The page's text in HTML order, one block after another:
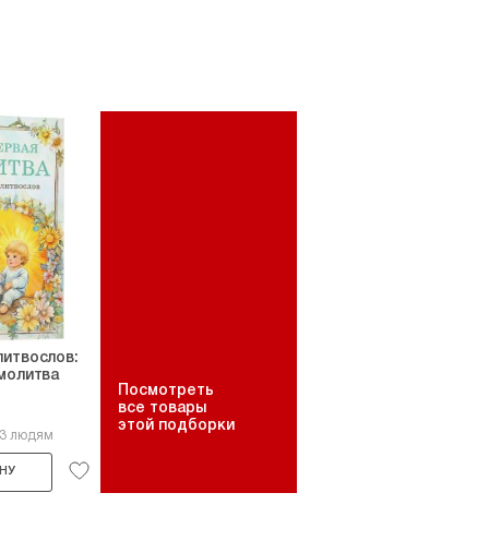
людям
Посмотреть
все товары
этой подборки